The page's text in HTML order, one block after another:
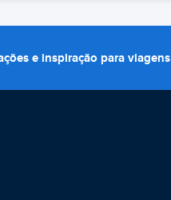
e inspiração para viagens